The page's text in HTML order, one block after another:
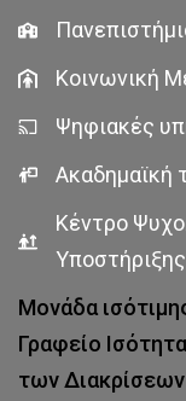
Κοινωνική
Ψηφιακές
Ακαδημαϊκή
Κέντρο
Υποστήριξης
Μονάδα
Γραφείο
των Διακρίσεων